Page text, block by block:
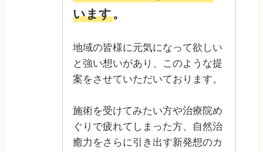
います。
地域の皆様に元気になって欲しい
と強い想いがあり、このような提
案をさせていただいております。
施術を受けてみたい方や治療院め
ぐりで疲れてしまった方、自然治
癒力をさらに引き出す新発想のカ